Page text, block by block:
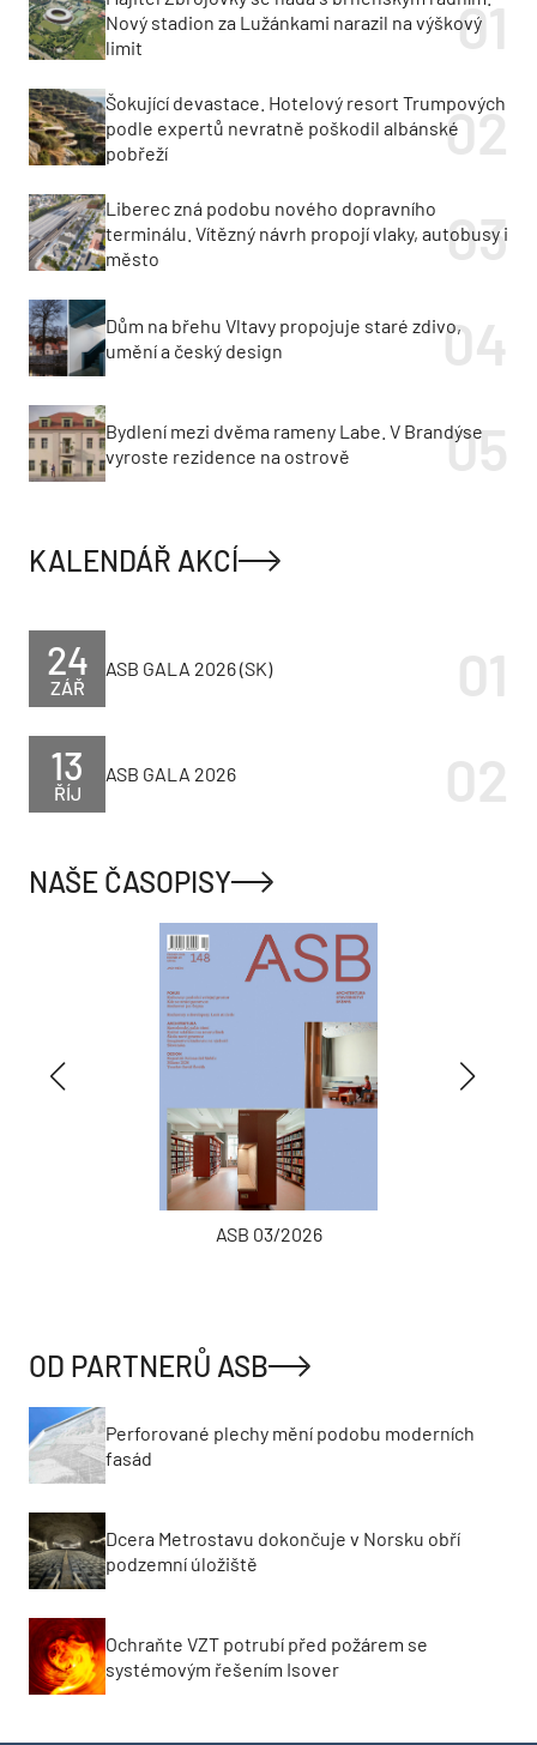
Nový stadion za Lužánkami narazil na výškový
limit
Šokující devastace. Hotelový resort Trumpových
podle expertů nevratně poškodil albánské
pobřeží
Liberec zná podobu nového dopravního
terminálu. Vítězný návrh propojí vlaky, autobusy i
město
Dům na břehu Vltavy propojuje staré zdivo,
umění a český design
Bydlení mezi dvěma rameny Labe. V Brandýse
vyroste rezidence na ostrově
KALENDÁŘ AKCÍ
ZÁŘ
24 ASB GALA 2026 (SK)
ŘÍJ
13 ASB GALA 2026
NAŠE ČASOPISY
ASB 03/2026
OD PARTNERŮ ASB
Perforované plechy mění podobu moderních
fasád
Dcera Metrostavu dokončuje v Norsku obří
podzemní úložiště
Ochraňte VZT potrubí před požárem se
systémovým řešením Isover